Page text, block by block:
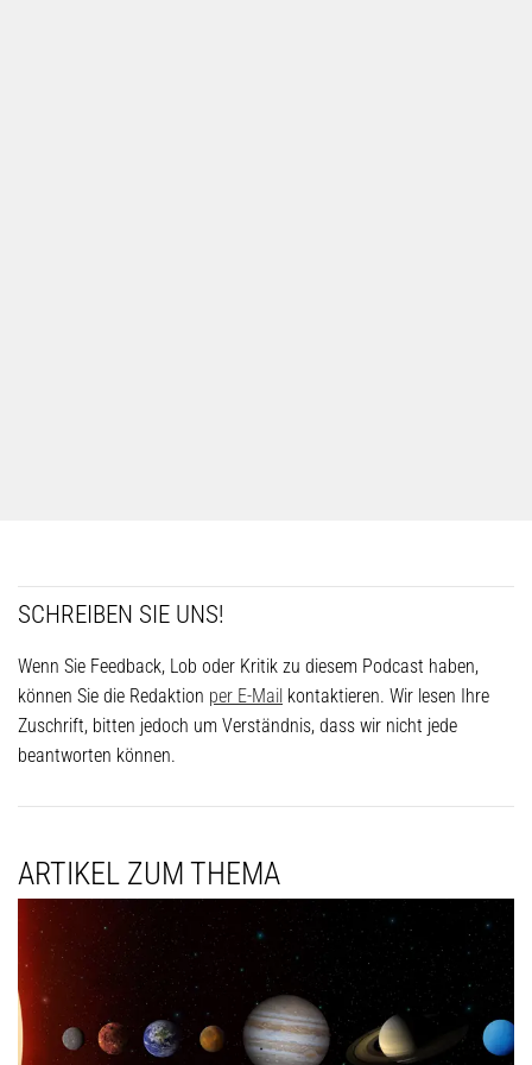
SCHREIBEN SIE UNS!
Wenn Sie Feedback, Lob oder Kritik zu diesem Podcast haben,
können Sie die Redaktion per E-Mail kontaktieren. Wir lesen Ihre
Zuschrift, bitten jedoch um Verständnis, dass wir nicht jede
beantworten können.
ARTIKEL ZUM THEMA